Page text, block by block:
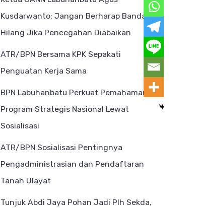
Kusdarwanto: Jangan Berharap Bandar
Hilang Jika Pencegahan Diabaikan
ATR/BPN Bersama KPK Sepakati
Penguatan Kerja Sama
BPN Labuhanbatu Perkuat Pemahaman
Program Strategis Nasional Lewat
Sosialisasi
ATR/BPN Sosialisasi Pentingnya
Pengadministrasian dan Pendaftaran
Tanah Ulayat
Tunjuk Abdi Jaya Pohan Jadi Plh Sekda,